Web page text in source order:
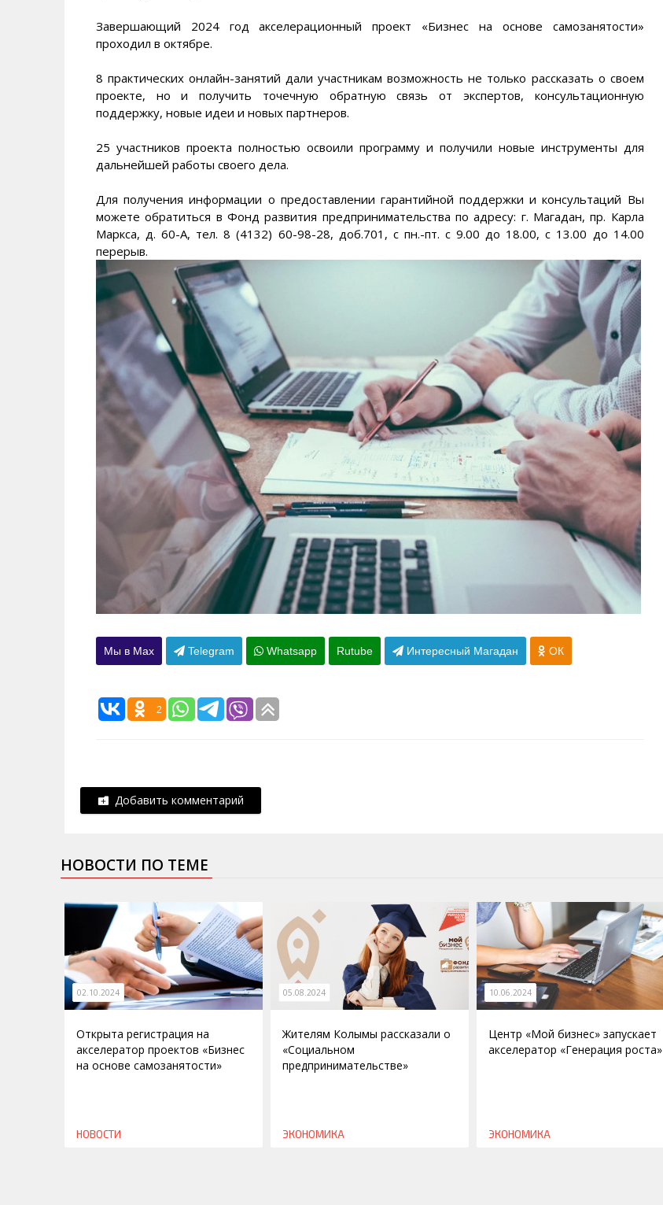
Завершающий 2024 год акселерационный проект «Бизнес на основе самозанятости»
проходил в октябре.
8 практических онлайн-занятий дали участникам возможность не только рассказать о своем
проекте, но и получить точечную обратную связь от экспертов, консультационную
поддержку, новые идеи и новых партнеров.
25 участников проекта полностью освоили программу и получили новые инструменты для
дальнейшей работы своего дела.
Для получения информации о предоставлении гарантийной поддержки и консультаций Вы
можете обратиться в Фонд развития предпринимательства по адресу: г. Магадан, пр. Карла
Маркса, д. 60-А, тел. 8 (4132) 60-98-28, доб.701, с пн.-пт. с 9.00 до 18.00, с 13.00 до 14.00
перерыв.
Мы в Max Telegram Whatsapp Rutube Интересный Магадан ОК
2
Добавить комментарий
НОВОСТИ ПО ТЕМЕ
02.10.2024
Открыта регистрация на
акселератор проектов «Бизнес
на основе самозанятости»
НОВОСТИ
05.08.2024
Жителям Колымы рассказали о
«Социальном
предпринимательстве»
ЭКОНОМИКА
10.06.2024
Центр «Мой бизнес» запускает
акселератор «Генерация роста»
ЭКОНОМИКА